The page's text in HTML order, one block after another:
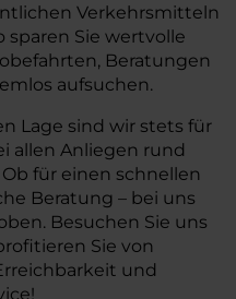
Verkehrsmitteln
sparen Sie wertvolle
Beratungen
aufsuchen.
Lage sind wir stets für
allen Anliegen rund
für einen schnellen
Beratung – bei uns
Besuchen Sie uns
Sie von
und